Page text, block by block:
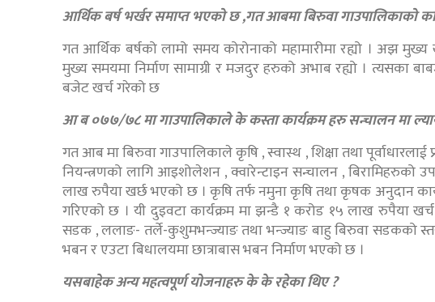
आर्थिक बर्ष भर्खर समाप्त भएको छ ,गत आबमा बिरुवा गाउपालिकाको
गत आर्थिक बर्षको लामो समय कोरोनाको महामारीमा रह्यो । अझ
मुख्य समयमा निर्माण सामाग्री र मजदुर हरुको अभाब रह्यो । त्यसका
बजेट खर्च गरेको छ
आ ब ०७७/७८ मा गाउपालिकाले के कस्ता कार्यक्रम हरु सन्चालन मा
गत आब मा बिरुवा गाउपालिकाले कृषि , स्वास्थ , शिक्षा तथा पूर्वाधारलाई
नियन्त्रणको लागि आइशोलेशन , क्वारेन्टाइन सन्चालन , बिरामिहरुको
लाख रुपैया खर्छ भएको छ । कृषि तर्फ नमुना कृषि तथा कृषक अनुदान
गरिएको छ । यी दुइवटा कार्यक्रम मा झन्डै १ करोड १५ लाख रुपैया
सडक , ललाङ- तर्ले-कुशुमभन्ज्याङ तथा भन्ज्याङ बाहु बिरुवा सडकको
भबन र एउटा बिधालयमा छात्राबास भबन निर्माण भएको छ ।
यसबाहेक अन्य महत्वपूर्ण योजनाहरु के के रहेका थिए ?